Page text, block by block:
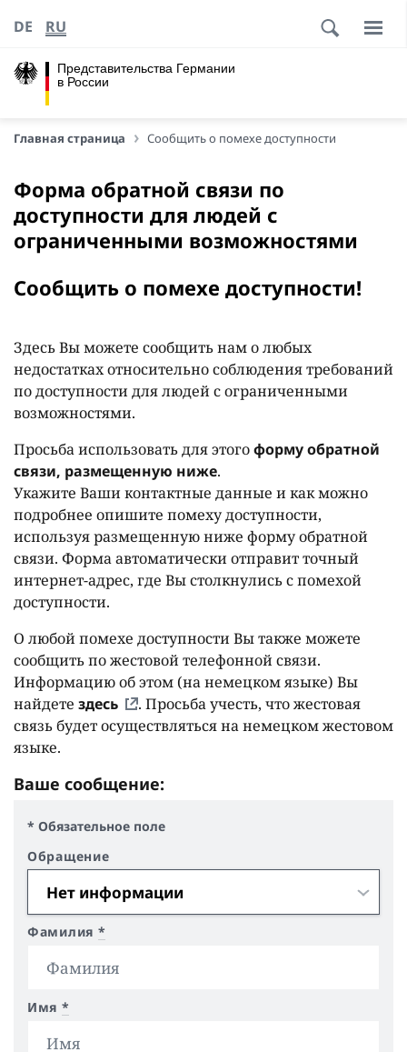
Представительства Германии
в России
DE RU
Главная страница Сообщить о помехе доступности
Форма обратной связи по
доступности для людей с
ограниченными возможностями
Сообщить о помехе доступности!
Здесь Вы можете сообщить нам о любых
недостатках относительно соблюдения требований
по доступности для людей с ограниченными
возможностями.
Просьба использовать для этогоформу обратной
связи, размещенную ниже.
Укажите Ваши контактные данные и как можно
подробнее опишите помеху доступности,
используя размещенную ниже форму обратной
связи. Форма автоматически отправит точный
интернет-адрес, где Вы столкнулись с помехой
доступности.
О любой помехе доступности Вы также можете
сообщить по жестовой телефонной связи.
Информацию об этом (на немецком языке) Вы
найдете здесь
. Просьба учесть, что жестовая
связь будет осуществляться на немецком жестовом
языке.
Ваше сообщение:
* Обязательное поле
Обращение
Фамилия *
Имя *